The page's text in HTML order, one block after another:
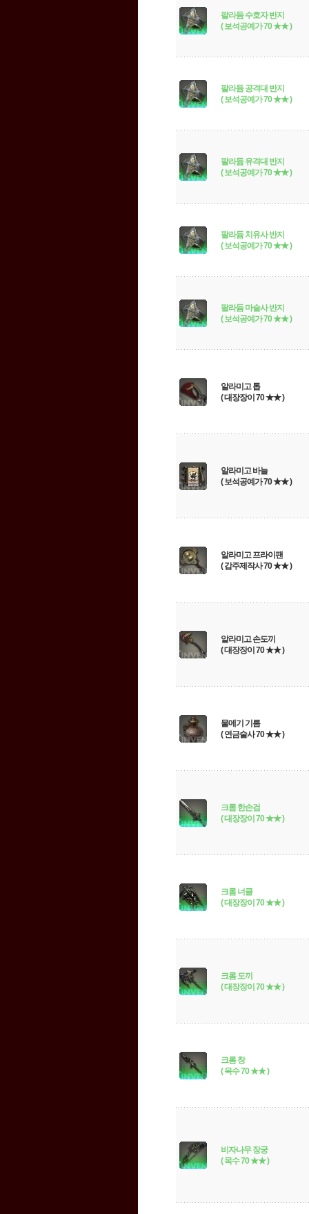
팔라듐 수호자 반지
( 보석공예가 70 ★★ )
팔라듐 공격대 반지
( 보석공예가 70 ★★ )
팔라듐 유격대 반지
( 보석공예가 70 ★★ )
팔라듐 치유사 반지
( 보석공예가 70 ★★ )
팔라듐 마술사 반지
( 보석공예가 70 ★★ )
알라미고 톱
( 대장장이 70 ★★ )
알라미고 바늘
( 보석공예가 70 ★★ )
알라미고 프라이팬
( 갑주제작사 70 ★★ )
알라미고 손도끼
( 대장장이 70 ★★ )
물메기 기름
( 연금술사 70 ★★ )
크롬 한손검
( 대장장이 70 ★★ )
크롬 너클
( 대장장이 70 ★★ )
크롬 도끼
( 대장장이 70 ★★ )
크롬 창
( 목수 70 ★★ )
비자나무 장궁
( 목수 70 ★★ )